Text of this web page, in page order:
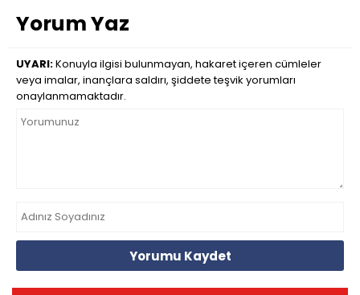
Yorum Yaz
UYARI:Konuyla ilgisi bulunmayan, hakaret içeren cümleler
veya imalar, inançlara saldırı, şiddete teşvik yorumları
onaylanmamaktadır.
Yorumu Kaydet